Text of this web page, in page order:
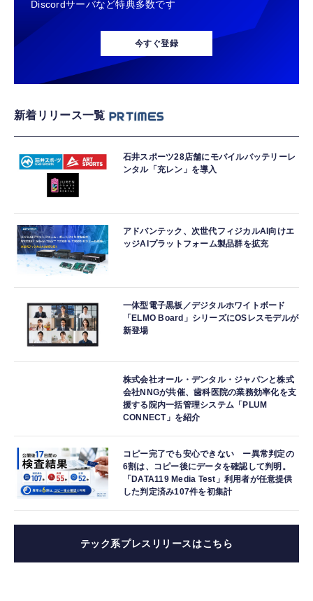
Discordサーバなど特典多数です
今すぐ登録
新着リリース一覧
石井スポーツ28店舗にモバイルバッテリーレ
ンタル「充レン」を導入
アドバンテック、次世代フィジカルAI向けエ
ッジAIプラットフォーム製品群を拡充
一体型電子黒板／デジタルホワイトボード
「ELMO Board」シリーズにOSレスモデルが
新登場
株式会社オール・デンタル・ジャパンと株式
会社NNGが共催、歯科医院の業務効率化を支
援する院内一括管理システム「PLUM
CONNECT」を紹介
コピー完了でも安心できない ー異常判定の
6割は、コピー後にデータを確認して判明。
「DATA119 Media Test」利用者が任意提供
した判定済み107件を初集計
テック系プレスリリースはこちら